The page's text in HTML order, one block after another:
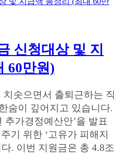
신청대상 및 지
60만원)
솟으면서 출퇴근하는 직
숨이 깊어지고 있습니다.
추가경정예산안’을 발표
기 위한 ‘고유가 피해지
. 이번 지원금은 총 4.8조